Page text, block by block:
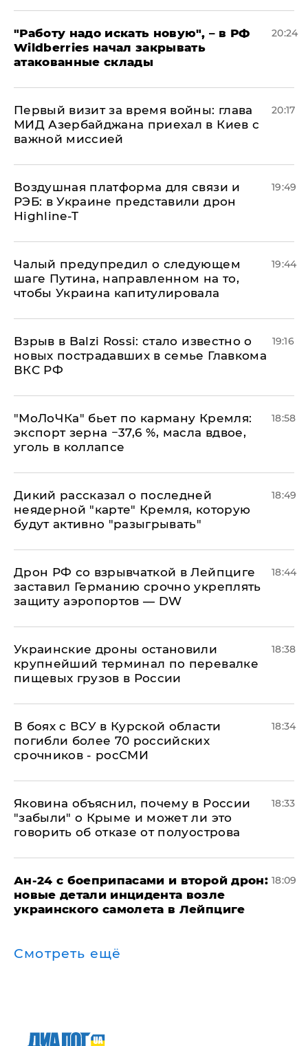
"Работу надо искать новую", – в РФ
Wildberries начал закрывать
атакованные склады
20:24
Первый визит за время войны: глава
МИД Азербайджана приехал в Киев с
важной миссией
20:17
Воздушная платформа для связи и
РЭБ: в Украине представили дрон
Highline-T
19:49
Чалый предупредил о следующем
шаге Путина, направленном на то,
чтобы Украина капитулировала
19:44
Взрыв в Balzi Rossi: стало известно о
новых пострадавших в семье Главкома
ВКС РФ
19:16
​"МоЛоЧКа" бьет по карману Кремля:
экспорт зерна −37,6 %, масла вдвое,
уголь в коллапсе
18:58
Дикий рассказал о последней
неядерной "карте" Кремля, которую
будут активно "разыгрывать"
18:49
​Дрон РФ со взрывчаткой в Лейпциге
заставил Германию срочно укреплять
защиту аэропортов — DW
18:44
Украинские дроны остановили
крупнейший терминал по перевалке
пищевых грузов в России
18:38
В боях с ВСУ в Курской области
погибли более 70 российских
срочников - росСМИ
18:34
Яковина объяснил, почему в России
"забыли" о Крыме и может ли это
говорить об отказе от полуострова
18:33
Ан-24 с боеприпасами и второй дрон:
новые детали инцидента возле
украинского самолета в Лейпциге
18:09
Смотреть ещё